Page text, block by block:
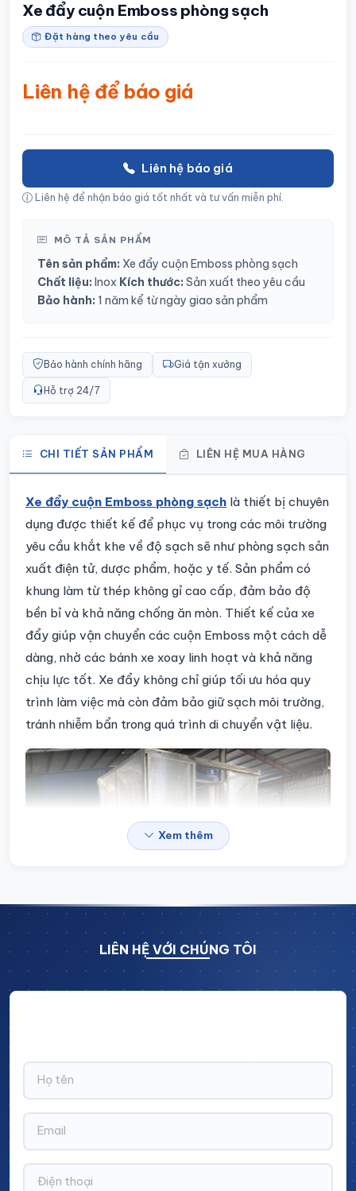
Xe đẩy cuộn Emboss phòng sạch
Đặt hàng theo yêu cầu
Liên hệ để báo giá
Liên hệ báo giá
Liên hệ để nhận báo giá tốt nhất và tư vấn miễn phí.
MÔ TẢ SẢN PHẨM
Tên sản phẩm: Xe đẩy cuộn Emboss phòng sạch
Chất liệu: Inox Kích thước: Sản xuất theo yêu cầu
Bảo hành: 1 năm kể từ ngày giao sản phẩm
Bảo hành chính hãng Giá tận xưởng
Hỗ trợ 24/7
CHI TIẾT SẢN PHẨM LIÊN HỆ MUA HÀNG
Chi tiết sản phẩm
Xe đẩy cuộn Emboss phòng sạch là thiết bị chuyên
dụng được thiết kế để phục vụ trong các môi trường
yêu cầu khắt khe về độ sạch sẽ như phòng sạch sản
xuất điện tử, dược phẩm, hoặc y tế. Sản phẩm có
khung làm từ thép không gỉ cao cấp, đảm bảo độ
bền bỉ và khả năng chống ăn mòn. Thiết kế của xe
đẩy giúp vận chuyển các cuộn Emboss một cách dễ
dàng, nhờ các bánh xe xoay linh hoạt và khả năng
chịu lực tốt. Xe đẩy không chỉ giúp tối ưu hóa quy
trình làm việc mà còn đảm bảo giữ sạch môi trường,
tránh nhiễm bẩn trong quá trình di chuyển vật liệu.
Thông tin chi tiết
Đơn vị sản xuất:
Vật liệu:Inox cao cấp
Kích thước:
Xem thêm
LIÊN HỆ VỚI CHÚNG TÔI